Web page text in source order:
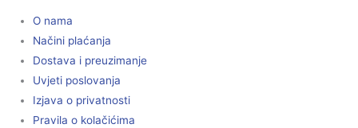
O nama
Načini plaćanja
Dostava i preuzimanje
Uvjeti poslovanja
Izjava o privatnosti
Pravila o kolačićima